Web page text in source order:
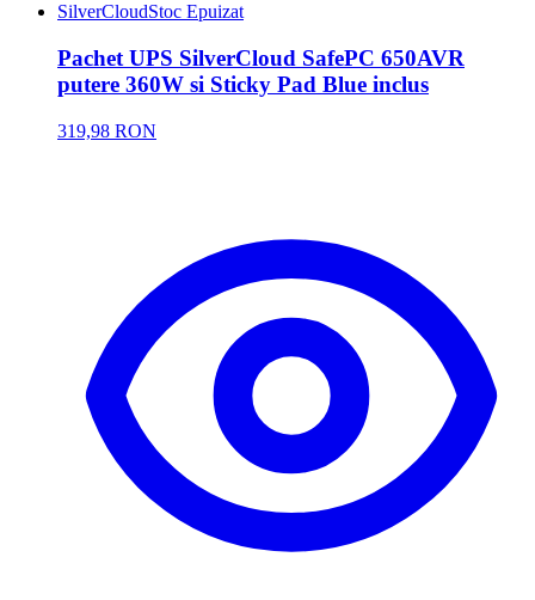
SilverCloudStoc Epuizat
Pachet UPS SilverCloud SafePC 650AVR
putere 360W si Sticky Pad Blue inclus
319,98 RON